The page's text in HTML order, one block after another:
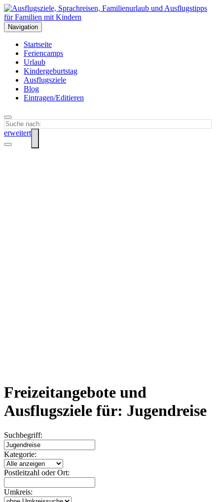
Navigation
Startseite
Feriencamps
Urlaub
Kindergeburtstag
Ausflugsziele
Blog
Eintragen/Editieren
erweitert
Freizeitangebote und
Ausflugsziele für: Jugendreise
Suchbegriff:
Kategorie:
Postleitzahl oder Ort:
Umkreis: